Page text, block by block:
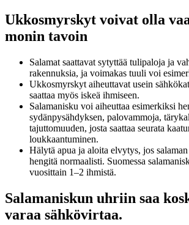
Ukkosmyrskyt voivat olla
monin tavoin
Salamat saattavat sytyttää tulipaloja ja
rakennuksia, ja voimakas tuuli voi
Ukkosmyrskyt aiheuttavat usein
saattaa myös iskeä ihmiseen.
Salamanisku voi aiheuttaa esimerkiksi
sydänpysähdyksen, palovammoja,
tajuttomuuden, josta saattaa seurata
loukkaantuminen.
Hälytä apua ja aloita elvytys, jos
hengitä normaalisti. Suomessa
vuosittain 1–2 ihmistä.
Salamaniskun uhriin saa
varaa sähkövirtaa.